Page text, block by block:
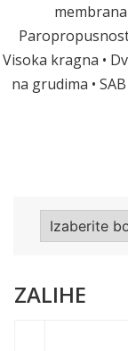
Visoka kragna •
na grudima •
ZALIHE